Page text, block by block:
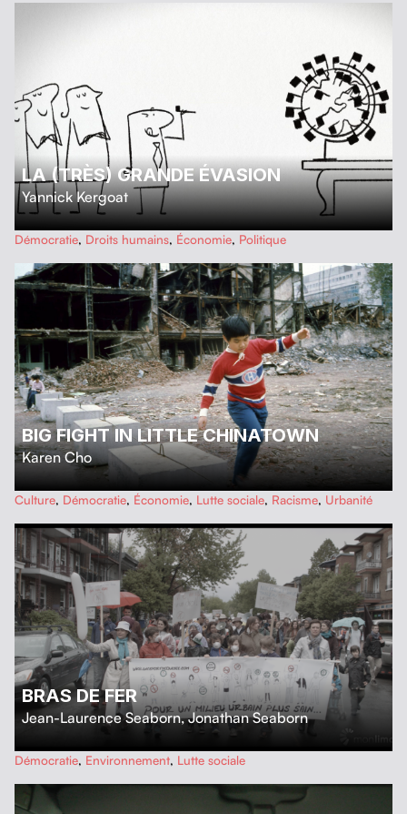
LA (TRÈS) GRANDE ÉVASION
Yannick Kergoat
…
Démocratie, Droits humains, Économie, Politique
BIG FIGHT IN LITTLE CHINATOWN
Karen Cho
…
Culture, Démocratie, Économie, Lutte sociale, Racisme, Urbanité
BRAS DE FER
Jean-Laurence Seaborn,Jonathan Seaborn
…
Démocratie, Environnement, Lutte sociale